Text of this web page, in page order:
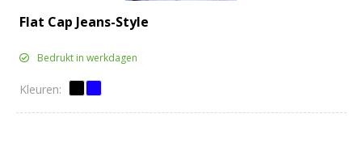
Flat Cap Jeans-Style
Bedrukt in werkdagen